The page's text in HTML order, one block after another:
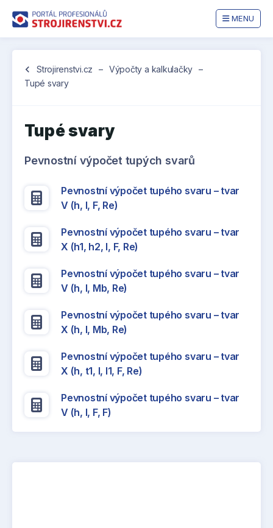
MENU
Jste
zde:
chevron_left Strojirenstvi.cz – Výpočty a kalkulačky –
Tupé svary
Tupé svary
Pevnostní výpočet tupých svarů
Pevnostní výpočet tupého svaru – tvar
V (h, l, F, Re)
Pevnostní výpočet tupého svaru – tvar
X (h1, h2, l, F, Re)
Pevnostní výpočet tupého svaru – tvar
V (h, l, Mb, Re)
Pevnostní výpočet tupého svaru – tvar
X (h, l, Mb, Re)
Pevnostní výpočet tupého svaru – tvar
X (h, t1, l, l1, F, Re)
Pevnostní výpočet tupého svaru – tvar
V (h, l, F, F)